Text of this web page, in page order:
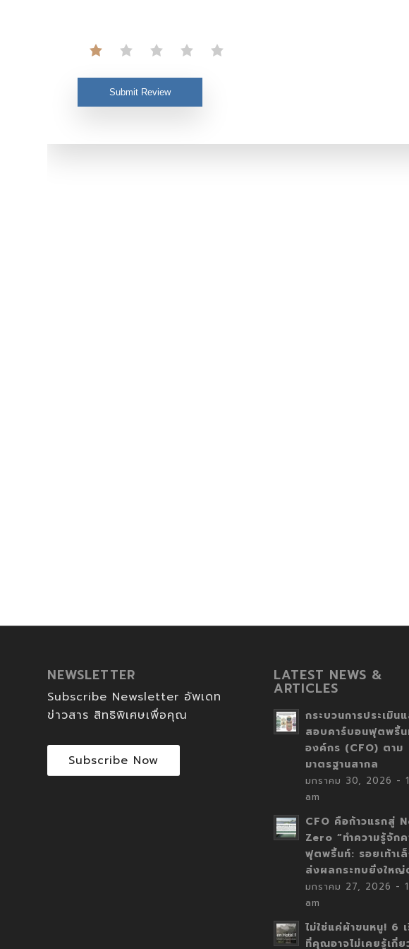
Submit Review
NEWSLETTER
Subscribe Newsletter อัพเดท
ข่าวสาร สิทธิพิเศษเพื่อคุณ
Subscribe Now
LATEST NEWS &
ARTICLES
กระบวนการประเมิน
สอบคาร์บอนฟุตพริ้
องค์กร (CFO) ตาม
มาตรฐานสากล
มกราคม 30, 2026 -
am
CFO คือก้าวแรกสู่
Zero “ทำความรู้จัก
ฟุตพริ้นท์: รอยเท้าเ
ส่งผลกระทบยิ่งใหญ่
มกราคม 27, 2026 -
am
ไม่ใช่แค่ผ้าขนหนู! 6
ที่คุณอาจไม่เคยรู้เกี่ย